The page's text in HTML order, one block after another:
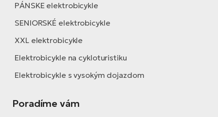
PÁNSKE elektrobicykle
SENIORSKÉ elektrobicykle
XXL elektrobicykle
Elektrobicykle na cykloturistiku
Elektrobicykle s vysokým dojazdom
Poradíme vám